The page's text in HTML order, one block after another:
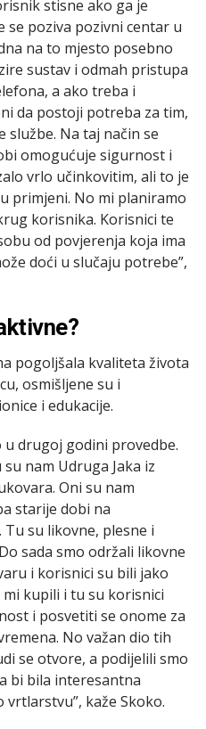
stisne ako ga je
se poziva pozivni centar u
na to mjesto posebno
sustav i odmah pristupa
a ako treba i
da postoji potreba za tim,
službe. Na taj način se
omogućuje sigurnost i
vrlo učinkovitim, ali to je
primjeni. No mi planiramo
korisnika. Korisnici te
od povjerenja koja ima
doći u slučaju potrebe”,
pogoljšala kvaliteta života
osmišljene su i
i edukacije.
u drugoj godini provedbe.
nam Udruga Jaka iz
Oni su nam
starije dobi na
Tu su likovne, plesne i
sada smo održali likovne
i korisnici su bili jako
kupili i tu su korisnici
i posvetiti se onome za
No važan dio tih
se otvore, a podijelili smo
bi bila interesantna
kaže Skoko.